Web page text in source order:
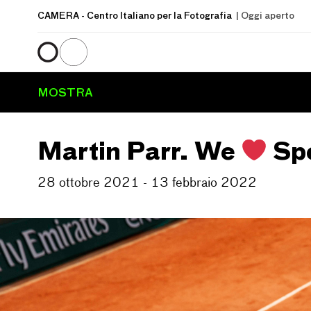
CAMERA - Centro Italiano per la Fotografia | Oggi aperto
MOSTRA
Martin Parr. We
28 ottobre 2021 - 13 febbraio 2022